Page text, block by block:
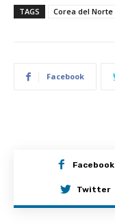
TAGS Corea del Norte
Facebook
Facebook
Twitter